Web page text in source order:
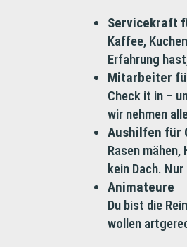
Servicekraft
Kaffee,
Erfahrung
Mitarbeiter
Check it in –
wir nehmen
Aushilfen für
Rasen
kein Dach.
Animateure
Du bist die
wollen